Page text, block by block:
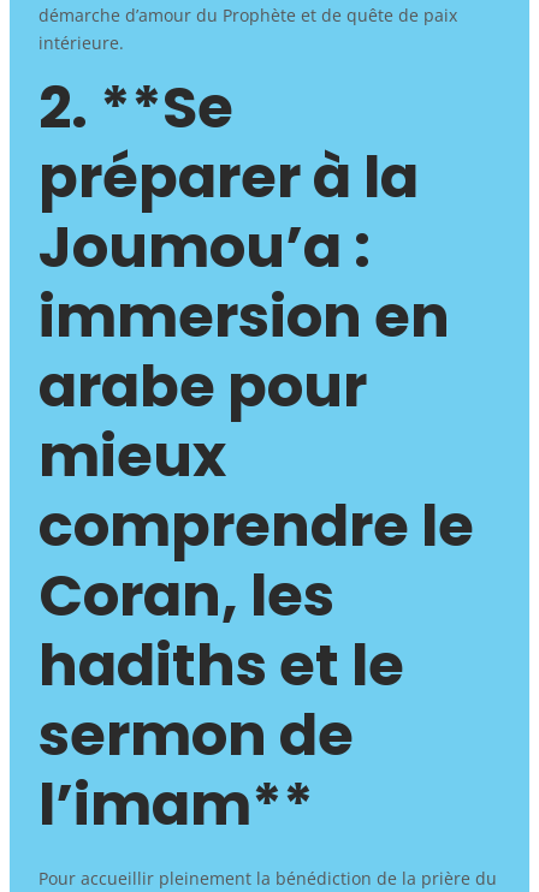
démarche d’amour du Prophète et de quête de paix
intérieure.
2. **Se
préparer à la
Joumou’a :
immersion en
arabe pour
mieux
comprendre le
Coran, les
hadiths et le
sermon de
l’imam**
Pour accueillir pleinement la bénédiction de la prière du